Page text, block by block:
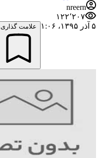
nreern
۱۲۲٬۲۰۷
۵ آذر ۱۳۹۵،‏ ۱:۰۶
علامت گذاری